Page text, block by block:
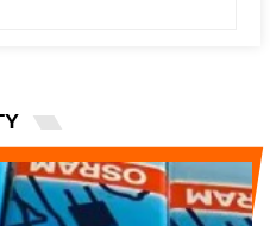
64258-C 12V 20W